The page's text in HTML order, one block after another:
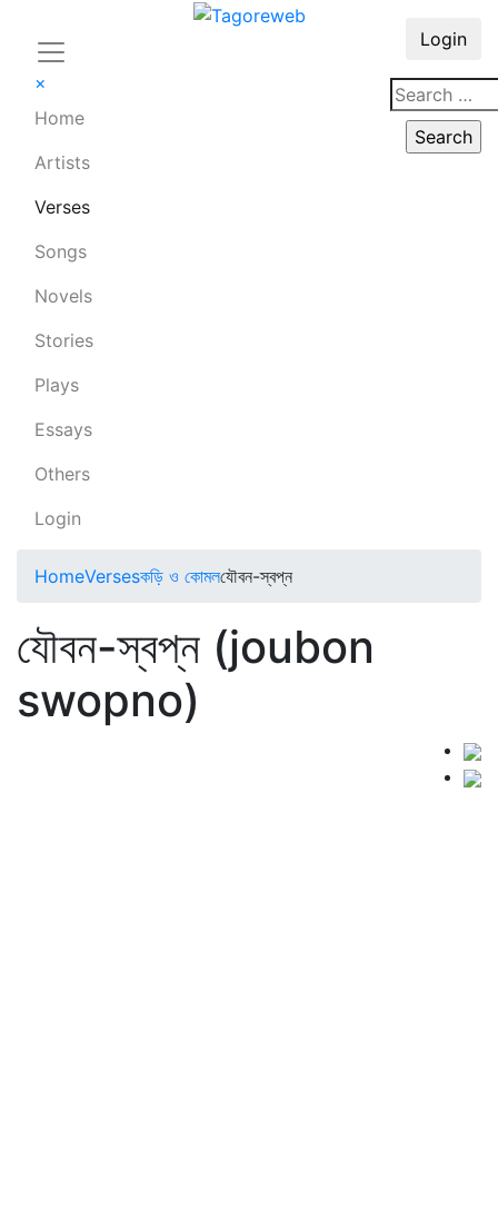
×
Home
Artists
Verses
Songs
Novels
Stories
Plays
Essays
Others
Login
Login
HomeVersesকড়ি ও কোমলযৌবন-স্বপ্ন
যৌবন-স্বপ্ন (joubon
swopno)